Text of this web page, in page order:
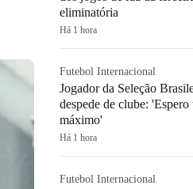
eliminatória
Há 1 hora
Futebol Internacional
Jogador da Seleção
despede de clube: 'Espero
máximo'
Há 1 hora
Futebol Internacional